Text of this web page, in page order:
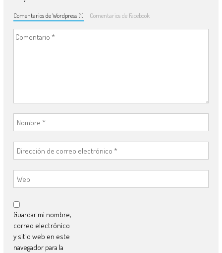
Comentarios de Wordpress (1) Comentarios de Facebook
Guardar mi nombre,
correo electrónico
y sitio web en este
navegador para la